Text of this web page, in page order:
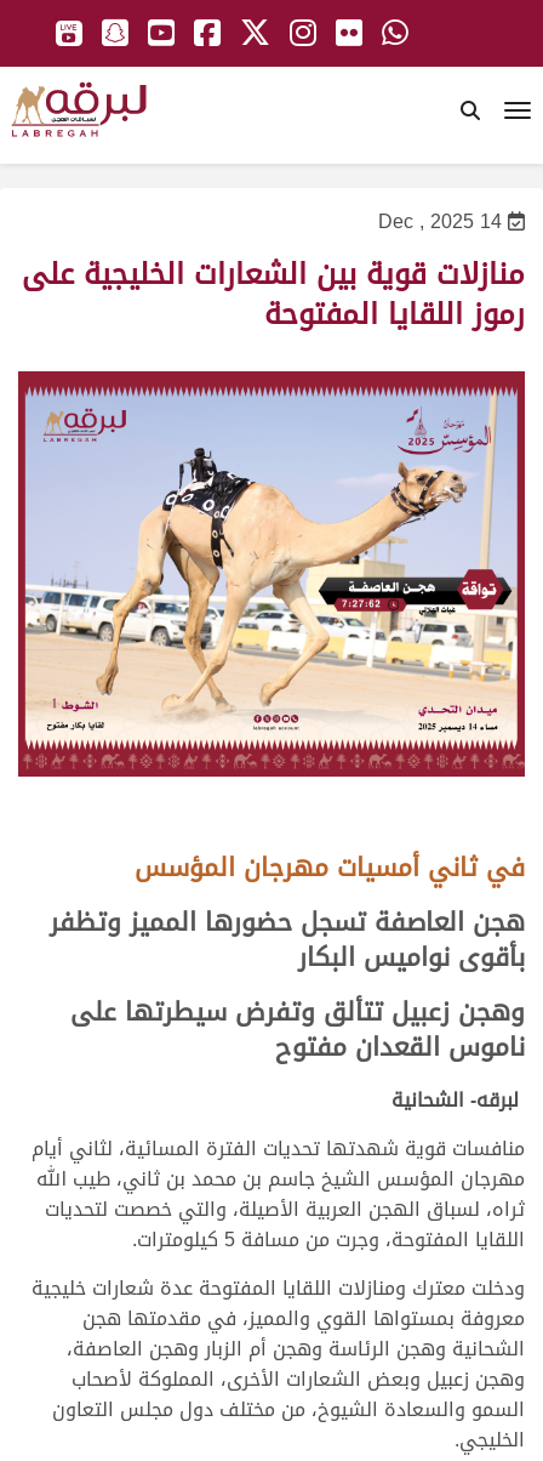
14 Dec , 2025
منازلات قوية بين الشعارات الخليجية على
رموز اللقايا المفتوحة
في ثاني أمسيات مهرجان المؤسس
هجن العاصفة تسجل حضورها المميز وتظفر
بأقوى نواميس البكار
وهجن زعبيل تتألق وتفرض سيطرتها على
ناموس القعدان مفتوح
لبرقه- الشحانية
منافسات قوية شهدتها تحديات الفترة المسائية، لثاني أيام
مهرجان المؤسس الشيخ جاسم بن محمد بن ثاني، طيب الله
ثراه، لسباق الهجن العربية الأصيلة، والتي خصصت لتحديات
اللقايا المفتوحة، وجرت من مسافة 5 كيلومترات.
ودخلت معترك ومنازلات اللقايا المفتوحة عدة شعارات خليجية
معروفة بمستواها القوي والمميز، في مقدمتها هجن
الشحانية وهجن الرئاسة وهجن أم الزبار وهجن العاصفة،
وهجن زعبيل وبعض الشعارات الأخرى، المملوكة لأصحاب
السمو والسعادة الشيوخ، من مختلف دول مجلس التعاون
الخليجي.